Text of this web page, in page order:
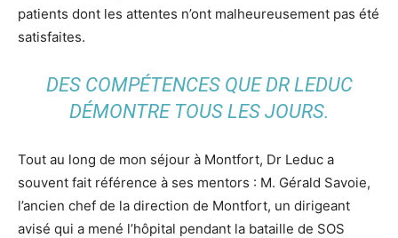
patients dont les attentes n’ont malheureusement pas été
satisfaites.
DES COMPÉTENCES QUE DR LEDUC
DÉMONTRE TOUS LES JOURS.
Tout au long de mon séjour à Montfort, Dr Leduc a
souvent fait référence à ses mentors : M. Gérald Savoie,
l’ancien chef de la direction de Montfort, un dirigeant
avisé qui a mené l’hôpital pendant la bataille de SOS